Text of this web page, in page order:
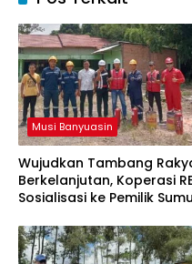
Musi Banyuasin
Wujudkan Tambang
Berkelanjutan, Koperasi
Sosialisasi ke Pemilik